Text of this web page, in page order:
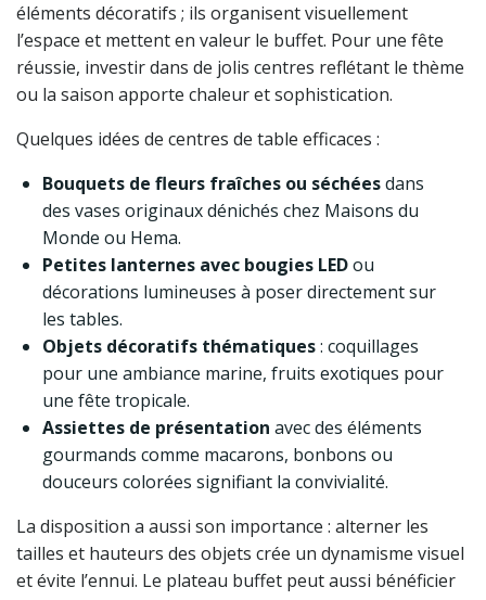
éléments décoratifs ; ils organisent visuellement
l’espace et mettent en valeur le buffet. Pour une fête
réussie, investir dans de jolis centres reflétant le thème
ou la saison apporte chaleur et sophistication.
Quelques idées de centres de table efficaces :
Bouquets de fleurs fraîches ou séchéesdans
des vases originaux dénichés chez Maisons du
Monde ou Hema.
Petites lanternes avec bougies LEDou
décorations lumineuses à poser directement sur
les tables.
Objets décoratifs thématiques: coquillages
pour une ambiance marine, fruits exotiques pour
une fête tropicale.
Assiettes de présentation avec des éléments
gourmands comme macarons, bonbons ou
douceurs colorées signifiant la convivialité.
La disposition a aussi son importance : alterner les
tailles et hauteurs des objets crée un dynamisme visuel
et évite l’ennui. Le plateau buffet peut aussi bénéficier